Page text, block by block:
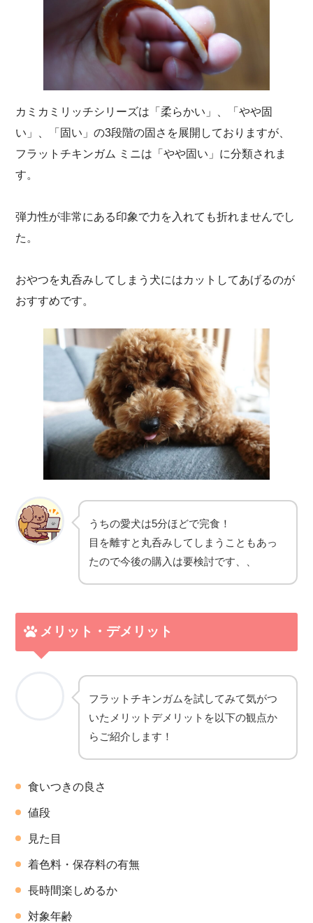
カミカミリッチシリーズは「柔らかい」、「やや固
い」、「固い」の3段階の固さを展開しておりますが、
フラットチキンガム ミニは「やや固い」に分類されま
す。
弾力性が非常にある印象で力を入れても折れませんでし
た。
おやつを丸呑みしてしまう犬にはカットしてあげるのが
おすすめです。
うちの愛犬は5分ほどで完食！
目を離すと丸呑みしてしまうこともあっ
たので今後の購入は要検討です、、
メリット・デメリット
フラットチキンガムを試してみて気がつ
いたメリットデメリットを以下の観点か
らご紹介します！
食いつきの良さ
値段
見た目
着色料・保存料の有無
長時間楽しめるか
対象年齢